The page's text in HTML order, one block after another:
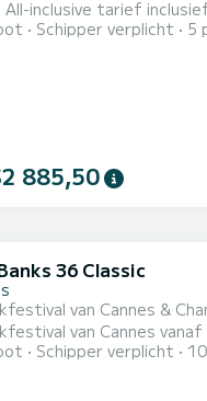
en benzine voor het bijgebouw.
Schipper verplicht 5
885,50
36 Classic
Cannes & Champagne middag op zee Beleef een
Cannes vanaf zee te bewonderen. Vertrek in de late
eilanden en de Azurenkust in een
Schipper verplicht